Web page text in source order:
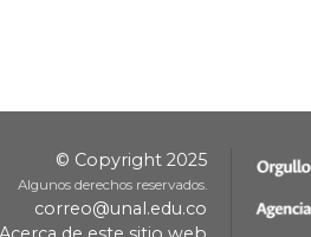
© Copyright 2025
Algunos derechos reservados.
correo@unal.edu.co